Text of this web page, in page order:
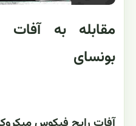
مقابله به آفات
بونسای